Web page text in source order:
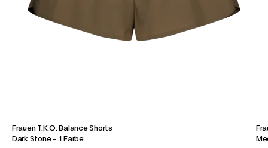
Frauen T.K.O. Balance Shorts
Dark Stone- 1 Farbe